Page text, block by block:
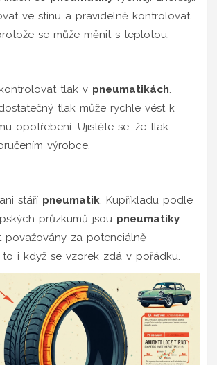
ve stínu a pravidelně kontrolovat
se může měnit s teplotou.
tlak v pneumatikách.
tlak může rychle vést k
opotřebení. Ujistěte se, že tlak
výrobce.
stáří pneumatik. Kupříkladu podle
průzkumů jsou pneumatiky
považovány za potenciálně
to i když se vzorek zdá v pořádku.